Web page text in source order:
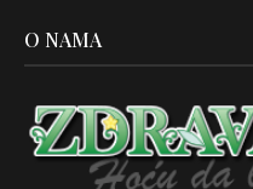
O NAMA